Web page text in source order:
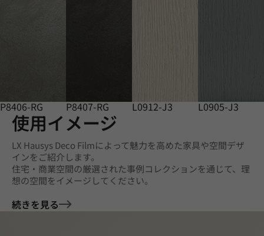
P8406-RG P8407-RG L0912-J3 L0905-J3
使用イメージ
LX Hausys Deco Filmによって魅力を高めた家具や空間デザ
インをご紹介します。
住宅・商業空間の厳選された事例コレクションを通じて、理
想の空間をイメージしてください。
続きを見る